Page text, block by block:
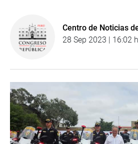
Centro de Noticias
28 Sep 2023 | 16:02 h